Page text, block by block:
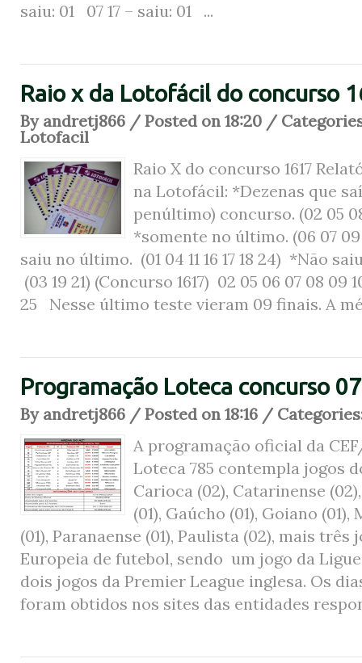
saiu: 01 07 17 – saiu: 01 ...
Raio x da Lotofácil do concurso
By andretj866 / Posted on 18:20 /
Lotofacil
Raio X do concurso 1617
na Lotofácil: *Dezenas que
penúltimo) concurso. (02 05 08
*somente no último. (06 07 09
saiu no último. (01 04 11 16 17 18 24) *Não
(03 19 21) (Concurso 1617) 02 05 06 07 08 09
25 Nesse último teste vieram 09 finais. A
Programação Loteca concurso
By andretj866 / Posted on 18:16 /
A programação oficial da
Loteca 785 contempla jogos
Carioca (02), Catarinense
(01), Gaúcho (01), Goiano (01),
(01), Paranaense (01), Paulista (02), mais
Europeia de futebol, sendo um jogo da
dois jogos da Premier League inglesa. Os
foram obtidos nos sites das entidades